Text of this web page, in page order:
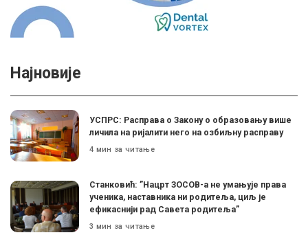
Најновије
УСПРС: Расправа о Закону о образовању више
личила на ријалити него на озбиљну расправу
4 мин за читање
Станковић: ”Нацрт ЗОСОВ-а не умањује права
ученика, наставника ни родитеља, циљ је
ефикаснији рад Савета родитеља”
3 мин за читање